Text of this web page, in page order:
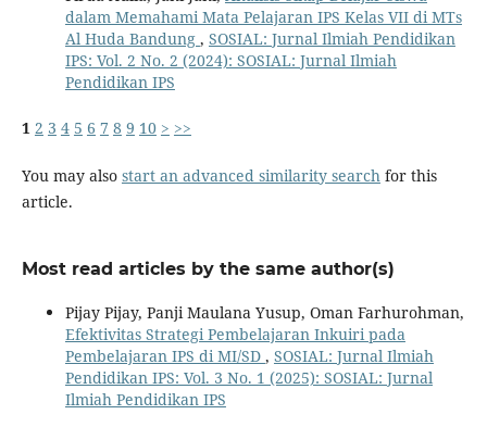
dalam Memahami Mata Pelajaran IPS Kelas VII di MTs
Al Huda Bandung , SOSIAL: Jurnal Ilmiah Pendidikan
IPS: Vol. 2 No. 2 (2024): SOSIAL: Jurnal Ilmiah
Pendidikan IPS
1 2 3 4 5 6 7 8 9 10 > >>
You may also start an advanced similarity search for this
article.
Most read articles by the same author(s)
Pijay Pijay, Panji Maulana Yusup, Oman Farhurohman,
Efektivitas Strategi Pembelajaran Inkuiri pada
Pembelajaran IPS di MI/SD , SOSIAL: Jurnal Ilmiah
Pendidikan IPS: Vol. 3 No. 1 (2025): SOSIAL: Jurnal
Ilmiah Pendidikan IPS